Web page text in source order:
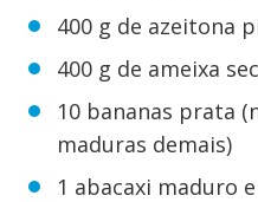
400 g de azeitona
400 g de ameixa
10 bananas prata
maduras demais)
1 abacaxi maduro